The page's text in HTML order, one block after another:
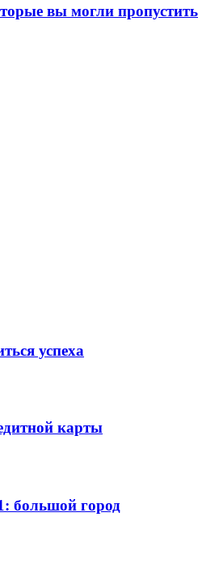
вы могли пропустить
успеха
карты
большой город